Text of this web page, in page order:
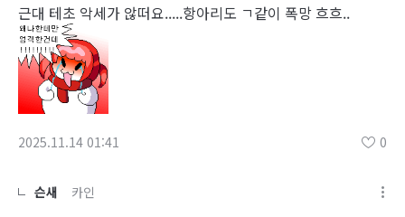
근대 테초 악세가 않떠요.....항아리도 ㄱ같이 폭망 흐흐..
2025.11.14 01:41 0
슨새 카인